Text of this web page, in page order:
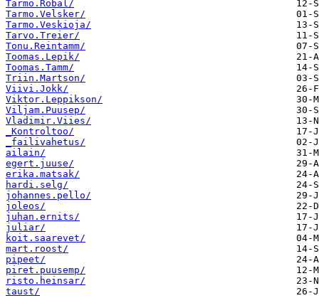
Tarmo.Robal/
Tarmo.Velsker/
Tarmo.Veskioja/
Tarvo.Treier/
Tonu.Reintamm/
Toomas.Lepik/
Toomas.Tamm/
Triin.Martson/
Viivi.Jokk/
Viktor.Leppikson/
Viljam.Puusep/
Vladimir.Viies/
_Kontroltoo/
_failivahetus/
ailain/
egert.juuse/
erika.matsak/
hardi.selg/
johannes.pello/
joleos/
juhan.ernits/
juliar/
koit.saarevet/
mart.roost/
pipeet/
piret.puusemp/
risto.heinsar/
taust/